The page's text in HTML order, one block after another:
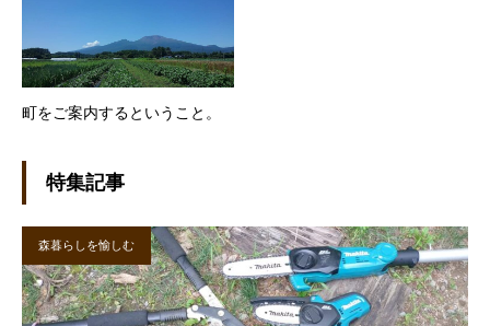
町をご案内するということ。
特集記事
森暮らしを愉しむ